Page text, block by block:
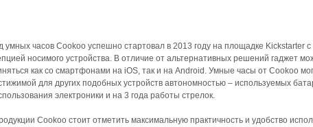
умных часов Cookoo успешно стартовал в 2013 году на площадке Kickstarter с
носимого устройства. В отличие от альтернативных решений гаджет
как со смартфонами на iOS, так и на Android. Умные часы от Cookoo
для других подобных устройств автономностью – используемых
электроники и на 3 года работы стрелок.
Cookoo стоит отметить максимальную практичность и удобство